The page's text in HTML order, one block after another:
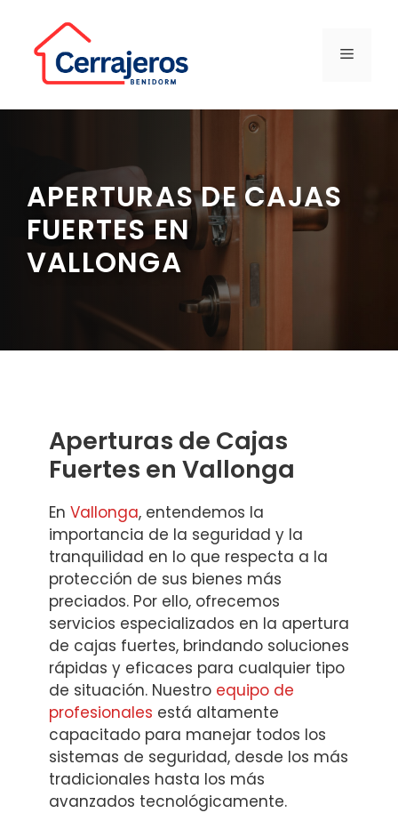
contenido
MENÚ
APERTURAS DE CAJAS
FUERTES EN
VALLONGA
Aperturas de Cajas
Fuertes en Vallonga
En Vallonga, entendemos la
importancia de la seguridad y la
tranquilidad en lo que respecta a la
protección de sus bienes más
preciados. Por ello, ofrecemos
servicios especializados en la apertura
de cajas fuertes, brindando soluciones
rápidas y eficaces para cualquier tipo
de situación. Nuestro equipo de
profesionales está altamente
capacitado para manejar todos los
sistemas de seguridad, desde los más
tradicionales hasta los más
avanzados tecnológicamente.